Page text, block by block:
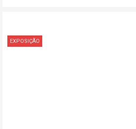
EXPOSIÇÃO